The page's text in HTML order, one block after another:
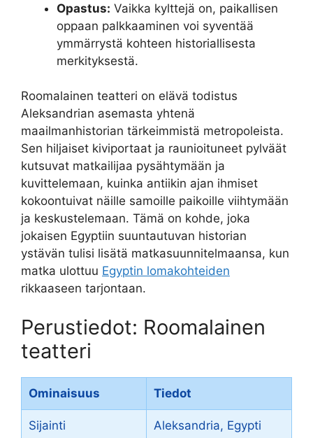
Opastus: Vaikka kylttejä on, paikallisen
oppaan palkkaaminen voi syventää
ymmärrystä kohteen historiallisesta
merkityksestä.
Roomalainen teatteri on elävä todistus
Aleksandrian asemasta yhtenä
maailmanhistorian tärkeimmistä metropoleista.
Sen hiljaiset kiviportaat ja raunioituneet pylväät
kutsuvat matkailijaa pysähtymään ja
kuvittelemaan, kuinka antiikin ajan ihmiset
kokoontuivat näille samoille paikoille viihtymään
ja keskustelemaan. Tämä on kohde, joka
jokaisen Egyptiin suuntautuvan historian
ystävän tulisi lisätä matkasuunnitelmaansa, kun
matka ulottuu Egyptin lomakohteiden
rikkaaseen tarjontaan.
Perustiedot: Roomalainen
teatteri
Ominaisuus Tiedot
Sijainti Aleksandria, Egypti